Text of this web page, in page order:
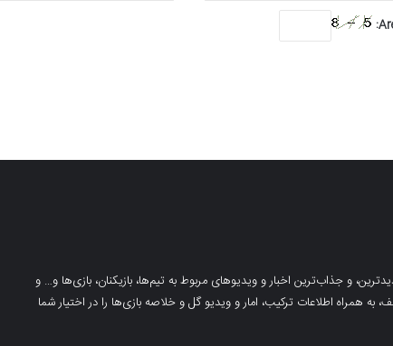
و جذاب‌ترین اخبار و ویدیوهای مربوط به تیم‌ها، بازیکنان، بازی‌ها و… و
همراه اطلاعات ترکیب، امار و ویدیو‌‌ گل‌ و خلاصه بازی‌ها را در اختیار شما